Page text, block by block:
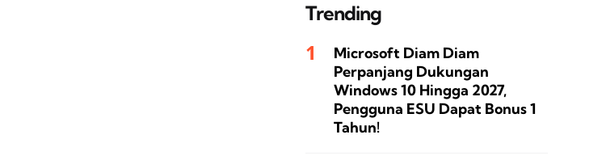
Trending
Microsoft Diam Diam
Perpanjang Dukungan
Windows 10 Hingga 2027,
Pengguna ESU Dapat Bonus 1
Tahun!